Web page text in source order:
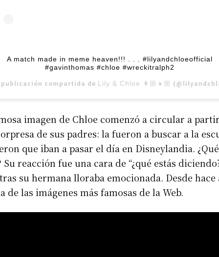
A match made in meme heaven!!! . . . #lilyandchloeofficial
#gavinthomas #chloe #wreckitralph2
publicación compartida de Lily & Chloe 👩🏼👧🏼
imagen de Chloe comenzó a circular a
de sus padres: la fueron a buscar a la
que iban a pasar el día en Disneylandia. ¿Qué
Su reacción fue una cara de “¿qué estás
su hermana lloraba emocionada. Desde hace
de las imágenes más famosas de la Web.